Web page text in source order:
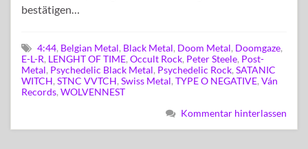
bestätigen…
4:44, Belgian Metal, Black Metal, Doom Metal, Doomgaze,
E-L-R, LENGHT OF TIME, Occult Rock, Peter Steele, Post-
Metal, Psychedelic Black Metal, Psychedelic Rock, SATANIC
WITCH, STNC VVTCH, Swiss Metal, TYPE O NEGATIVE, Ván
Records, WOLVENNEST
Kommentar hinterlassen